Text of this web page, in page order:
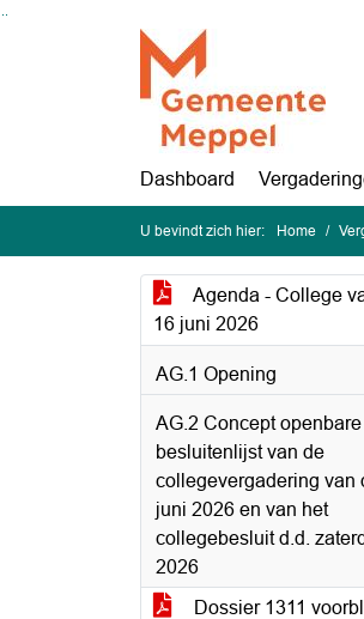
Ga naar de inhoud van deze pagina
Ga naar het zoeken
Ga naar het menu
Dashboard
U bevindt zich hier: Home
Agenda - College
16 juni 2026
AG.1 Opening
AG.2 Concept openbare
besluitenlijst van de
collegevergadering van
juni 2026 en van het
collegebesluit d.d.
2026
Dossier 1311